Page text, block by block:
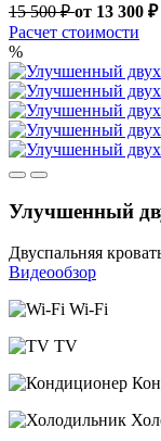
15 500 ₽от 13 300 ₽
Расчет стоимости
%
Улучшенный
Двуспальняя
Видеообзор
Wi-Fi
TV